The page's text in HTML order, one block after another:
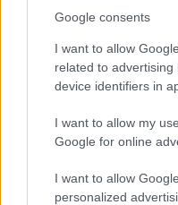
Google consents
I want to allow
related to
device identifiers in
I want to allow my
Google for online
I want to allow
personalized
művészet és divat
– olyan termékeket
egyszerű
eszközök. A márka
bátorság mentén
áll, akik nem félnek új
személyes művészet.